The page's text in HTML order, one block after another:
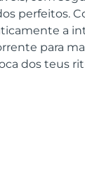
perfeitos.
a
para
dos teus
acne
revitalizingde
pore
Dual-
healthy hair
Teeth
PAP